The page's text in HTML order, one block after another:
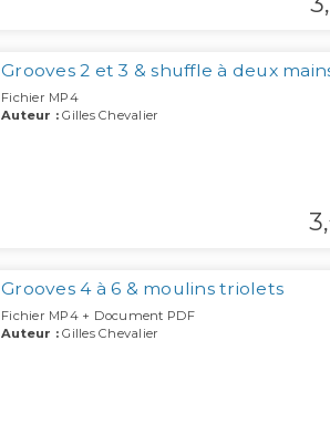
Grooves 2 et 3 & shuffle à deux
Fichier MP4
Auteur : Gilles Chevalier
3,
Grooves 4 à 6 & moulins triolets
Fichier MP4 + Document PDF
Auteur : Gilles Chevalier